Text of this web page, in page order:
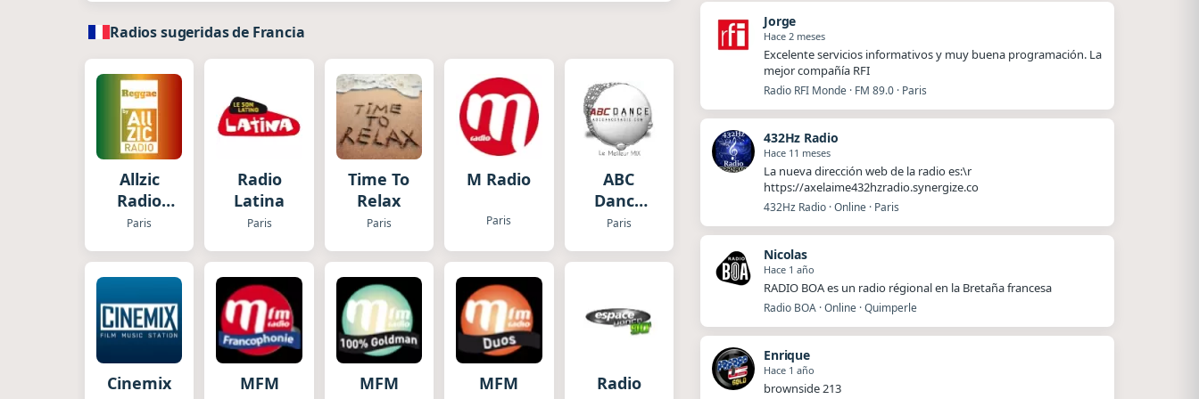
Radios sugeridas de Francia
Allzic
Radio
Reggae
Paris
Radio
Latina
Paris
Time To
Relax
Paris
M Radio
Paris
ABC
Dance
Radio
Paris
Cinemix
MFM
MFM
MFM
Radio
Jorge
Hace 2 meses
Excelente servicios informativos y muy buena programación. La
mejor compañía RFI
Radio RFI Monde · FM 89.0 · Paris
432Hz Radio
Hace 11 meses
La nueva dirección web de la radio es:\r
https://axelaime432hzradio.synergize.co
432Hz Radio · Online · Paris
Nicolas
Hace 1 año
RADIO BOA es un radio régional en la Bretaña francesa
Radio BOA · Online · Quimperle
Enrique
Hace 1 año
brownside 213